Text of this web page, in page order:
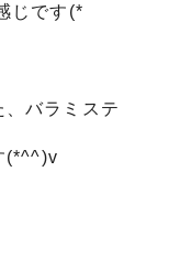
じです(*
、バラミステ
(*^^)v